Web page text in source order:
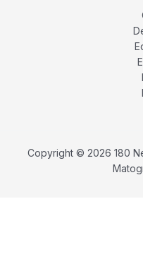
Copyright © 2026 180